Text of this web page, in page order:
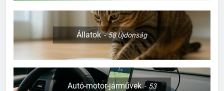
Állatok 58Újdonság
Autó-motor-járművek
53